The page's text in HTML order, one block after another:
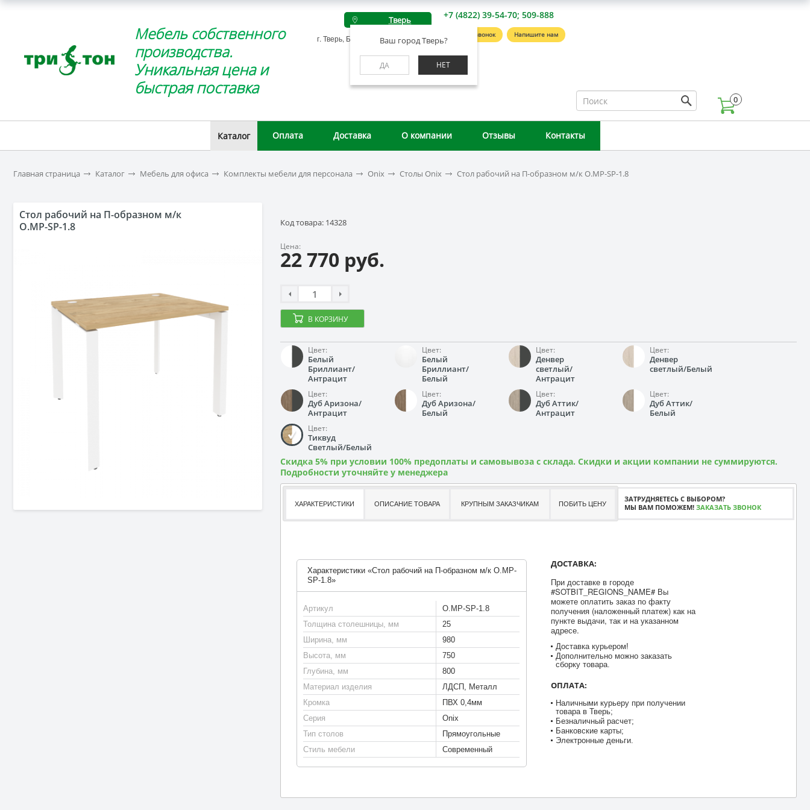
Мебель собственного
производства.
Уникальная цена и
быстрая поставка
Тверь
Ваш город Тверь?
ДА НЕТ
г. Тверь, Беляковский пер., д. 46А
+7 (4822) 39-54-70; 509-888
Заказать звонок Напишите нам
0
Каталог Оплата Доставка О компании Отзывы Контакты
Главная страница Каталог Мебель для офиса Комплекты мебели для персонала Onix Столы Onix Стол рабочий на П-образном м/к O.MP-SP-1.8
Стол рабочий на П-образном м/к
O.MP-SP-1.8
Код товара: 14328
Цена:
22 770 руб.
В КОРЗИНУ
Цвет:
Белый
Бриллиант/
Антрацит
Цвет:
Белый
Бриллиант/
Белый
Цвет:
Денвер
светлый/
Антрацит
Цвет:
Денвер
светлый/Белый
Цвет:
Дуб Аризона/
Антрацит
Цвет:
Дуб Аризона/
Белый
Цвет:
Дуб Аттик/
Антрацит
Цвет:
Дуб Аттик/
Белый
Цвет:
Тиквуд
Светлый/Белый
Скидка 5% при условии 100% предоплаты и самовывоза с склада. Скидки и акции компании не суммируются.
Подробности уточняйте у менеджера
ХАРАКТЕРИСТИКИ ОПИСАНИЕ ТОВАРА КРУПНЫМ ЗАКАЗЧИКАМ ПОБИТЬ ЦЕНУ
ЗАТРУДНЯЕТЕСЬ С ВЫБОРОМ?
МЫ ВАМ ПОМОЖЕМ! ЗАКАЗАТЬ ЗВОНОК
Характеристики «Стол рабочий на П-образном м/к O.MP-
SP-1.8»
Артикул
O.MP-SP-1.8
Толщина столешницы, мм
25
Ширина, мм
980
Высота, мм
750
Глубина, мм
800
Материал изделия
ЛДСП, Металл
Кромка
ПВХ 0,4мм
Серия
Onix
Тип столов
Прямоугольные
Стиль мебели
Современный
ДОСТАВКА:
При доставке в городе
#SOTBIT_REGIONS_NAME# Вы
можете оплатить заказ по факту
получения (наложенный платеж) как на
пункте выдачи, так и на указанном
адресе.
Доставка курьером!
Дополнительно можно заказать
сборку товара.
ОПЛАТА:
Наличными курьеру при получении
товара в Тверь;
Безналичный расчет;
Банковские карты;
Электронные деньги.